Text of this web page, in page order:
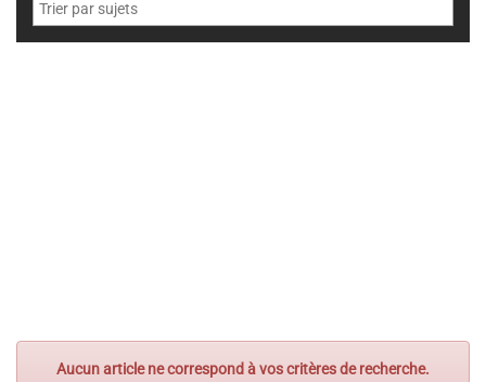
Aucun article ne correspond à vos critères de recherche.